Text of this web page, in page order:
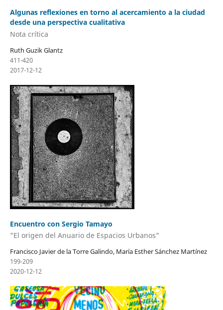
Algunas reflexiones en torno al acercamiento a la ciudad
desde una perspectiva cualitativa
Nota crítica
Ruth Guzik Glantz
411-420
2017-12-12
Encuentro con Sergio Tamayo
"El origen del Anuario de Espacios Urbanos"
Francisco Javier de la Torre Galindo, María Esther Sánchez Martínez
199-209
2020-12-12